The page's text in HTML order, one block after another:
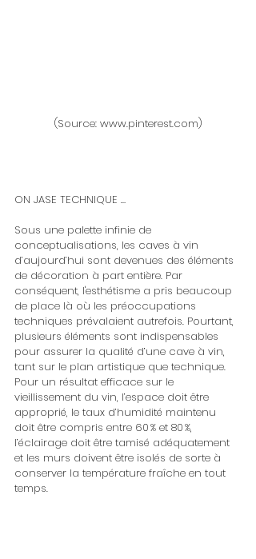
(Source: www.pinterest.com)
ON JASE TECHNIQUE …
Sous une palette infinie de
conceptualisations, les caves à vin
d’aujourd’hui sont devenues des éléments
de décoration à part entière. Par
conséquent, l'esthétisme a pris beaucoup
de place là où les préoccupations
techniques prévalaient autrefois. Pourtant,
plusieurs éléments sont indispensables
pour assurer la qualité d’une cave à vin,
tant sur le plan artistique que technique.
Pour un résultat efficace sur le
vieillissement du vin, l’espace doit être
approprié, le taux d’humidité maintenu
doit être compris entre 60 % et 80 %,
l’éclairage doit être tamisé adéquatement
et les murs doivent être isolés de sorte à
conserver la température fraîche en tout
temps.